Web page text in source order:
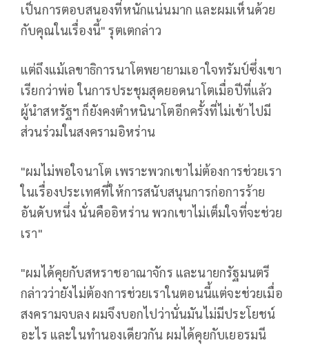
เป็นการตอบสนองที่หนักแน่นมาก และผมเห็นด้วย
กับคุณในเรื่องนี้" รุตเตกล่าว
แต่ถึงแม้เลขาธิการนาโตพยายามเอาใจทรัมป์ซึ่งเขา
เรียกว่าพ่อ ในการประชุมสุดยอดนาโตเมื่อปีที่แล้ว
ผู้นำสหรัฐฯ ก็ยังคงตำหนินาโตอีกครั้งที่ไม่เข้าไปมี
ส่วนร่วมในสงครามอิหร่าน
"ผมไม่พอใจนาโต เพราะพวกเขาไม่ต้องการช่วยเรา
ในเรื่องประเทศที่ให้การสนับสนุนการก่อการร้าย
อันดับหนึ่ง นั่นคืออิหร่าน พวกเขาไม่เต็มใจที่จะช่วย
เรา"
"ผมได้คุยกับสหราชอาณาจักร และนายกรัฐมนตรี
กล่าวว่ายังไม่ต้องการช่วยเราในตอนนี้แต่จะช่วยเมื่อ
สงครามจบลง ผมจึงบอกไปว่านั่นมันไม่มีประโยชน์
อะไร และในทำนองเดียวกัน ผมได้คุยกับเยอรมนี